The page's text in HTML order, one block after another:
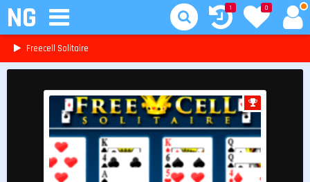
NG 0
1
Freecell Solitaire